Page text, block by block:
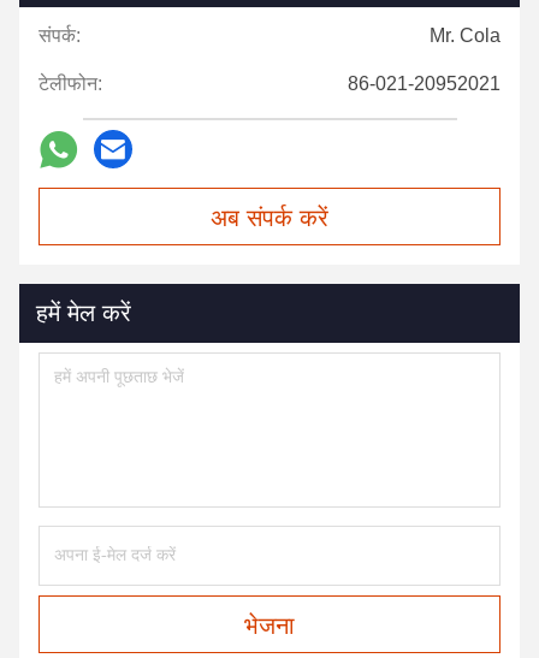
संपर्क: Mr. Cola
टेलीफोन: 86-021-20952021
अब संपर्क करें
हमें मेल करें
भेजना